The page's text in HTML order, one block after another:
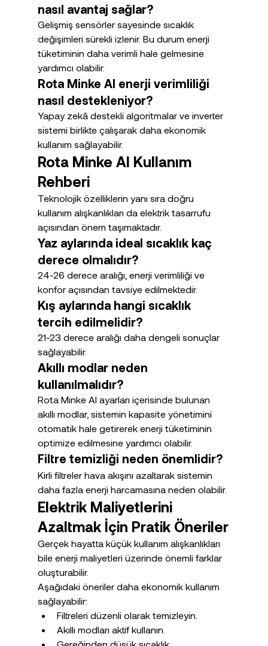
nasıl avantaj sağlar?
Gelişmiş sensörler sayesinde sıcaklık
değişimleri sürekli izlenir. Bu durum enerji
tüketiminin daha verimli hale gelmesine
yardımcı olabilir.
Rota Minke AI enerji verimliliği
nasıl destekleniyor?
Yapay zekâ destekli algoritmalar ve inverter
sistemi birlikte çalışarak daha ekonomik
kullanım sağlayabilir.
Rota Minke AI Kullanım
Rehberi
Teknolojik özelliklerin yanı sıra doğru
kullanım alışkanlıkları da elektrik tasarrufu
açısından önem taşımaktadır.
Yaz aylarında ideal sıcaklık kaç
derece olmalıdır?
24-26 derece aralığı, enerji verimliliği ve
konfor açısından tavsiye edilmektedir.
Kış aylarında hangi sıcaklık
tercih edilmelidir?
21-23 derece aralığı daha dengeli sonuçlar
sağlayabilir.
Akıllı modlar neden
kullanılmalıdır?
Rota Minke AI ayarları içerisinde bulunan
akıllı modlar, sistemin kapasite yönetimini
otomatik hale getirerek enerji tüketiminin
optimize edilmesine yardımcı olabilir.
Filtre temizliği neden önemlidir?
Kirli filtreler hava akışını azaltarak sistemin
daha fazla enerji harcamasına neden olabilir.
Elektrik Maliyetlerini
Azaltmak İçin Pratik Öneriler
Gerçek hayatta küçük kullanım alışkanlıkları
bile enerji maliyetleri üzerinde önemli farklar
oluşturabilir.
Aşağıdaki öneriler daha ekonomik kullanım
sağlayabilir:
Filtreleri düzenli olarak temizleyin.
Akıllı modları aktif kullanın.